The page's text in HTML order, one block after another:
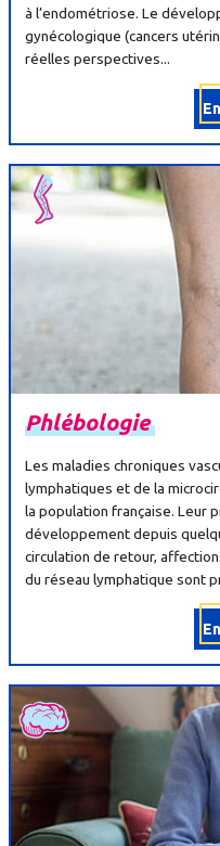
à l’endométriose. Le
gynécologique (cancers
réelles perspectives...
Phlébologie
Les maladies chroniques
lymphatiques et de la
la population française. Leur
développement depuis
circulation de retour,
du réseau lymphatique sont